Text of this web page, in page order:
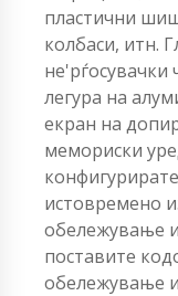
пластични
колбаси, итн.
не'рѓосувачки
легура на
екран на
мемориски
истовремено
обележување
поставите
обележување